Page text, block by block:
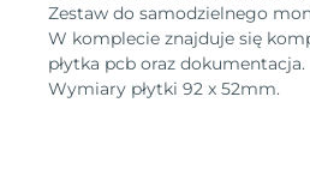
Zestaw do samodzielnego
W komplecie znajduje się
płytka pcb oraz dokumentacja.
Wymiary płytki 92 x 52mm.